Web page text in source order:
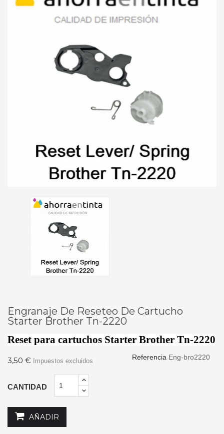
Engranaje De Reseteo De Cartucho
Starter Brother Tn-2220
Reset para cartuchos Starter Brother Tn-2220
Referencia Eng-bro2220
3,50 € Impuestos excluidos
CANTIDAD
AÑADIR